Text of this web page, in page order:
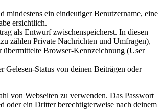
ein eindeutiger Benutzername, eine
ersichtlich.
als Entwurf zwischenspeicherst. In diesen
zählen Private Nachrichten und Umfragen),
Browser-Kennzeichnung (User
Gelesen-Status von deinen Beiträgen oder
von Webseiten zu verwenden. Das Passwort
oder ein Dritter berechtigterweise nach deinem